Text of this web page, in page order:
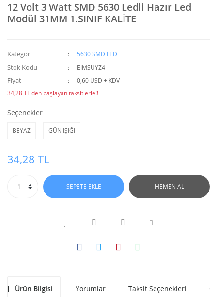
12 Volt 3 Watt SMD 5630 Ledli Hazır Led
Modül 31MM 1.SINIF KALİTE
Kategori 5630 SMD LED
Stok Kodu EJMSUYZ4
Fiyat
0,60 USD + KDV
34,28 TL den başlayan taksitlerle!!
Seçenekler
BEYAZ GÜN IŞIĞI
34,28 TL
SEPETE EKLE HEMEN AL
Ürün Bilgisi Yorumlar Taksit Seçenekleri